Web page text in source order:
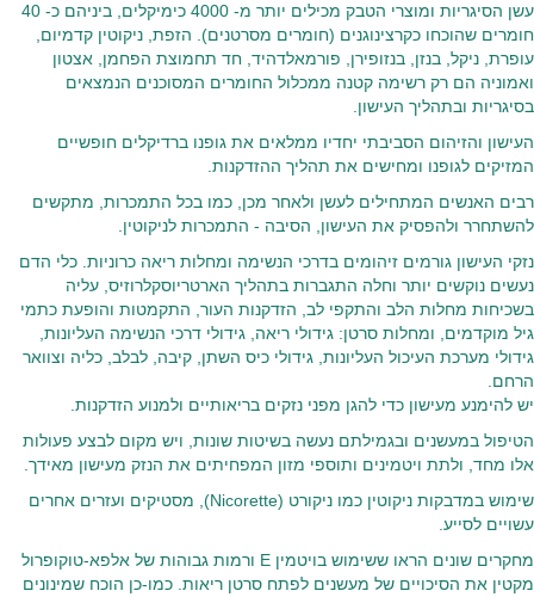
עשן הסיגריות ומוצרי הטבק מכילים יותר מ- 4000 כימיקלים, ביניהם כ- 40
חומרים שהוכחו כקרצינוגנים (חומרים מסרטנים). הזפת, ניקוטין קדמיום,
עופרת, ניקל, בנזן, בנזופירן, פורמאלדהיד, חד תחמוצת הפחמן, אצטון
ואמוניה הם רק רשימה קטנה ממכלול החומרים המסוכנים הנמצאים
בסיגריות ובתהליך העישון.
העישון והזיהום הסביבתי יחדיו ממלאים את גופנו ברדיקלים חופשיים
המזיקים לגופנו ומחישים את תהליך ההזדקנות.
רבים האנשים המתחילים לעשן ולאחר מכן, כמו בכל התמכרות, מתקשים
להשתחרר ולהפסיק את העישון, הסיבה - התמכרות לניקוטין.
נזקי העישון גורמים זיהומים בדרכי הנשימה ומחלות ריאה כרוניות. כלי הדם
נעשים נוקשים יותר וחלה התגברות בתהליך הארטריוסקלרוזיס, עליה
בשכיחות מחלות הלב והתקפי לב, הזדקנות העור, התקמטות והופעת כתמי
גיל מוקדמים, ומחלות סרטן: גידולי ריאה, גידולי דרכי הנשימה העליונות,
גידולי מערכת העיכול העליונות, גידולי כיס השתן, קיבה, לבלב, כליה וצוואר
הרחם.
יש להימנע מעישון כדי להגן מפני נזקים בריאותיים ולמנוע הזדקנות.
הטיפול במעשנים ובגמילתם נעשה בשיטות שונות, ויש מקום לבצע פעולות
אלו מחד, ולתת ויטמינים ותוספי מזון המפחיתים את הנזק מעישון מאידך.
שימוש במדבקות ניקוטין כמו ניקורט (Nicorette), מסטיקים ועזרים אחרים
עשויים לסייע.
מחקרים שונים הראו ששימוש בויטמין E ורמות גבוהות של אלפא-טוקופרול
מקטין את הסיכויים של מעשנים לפתח סרטן ריאות. כמו-כן הוכח שמינונים